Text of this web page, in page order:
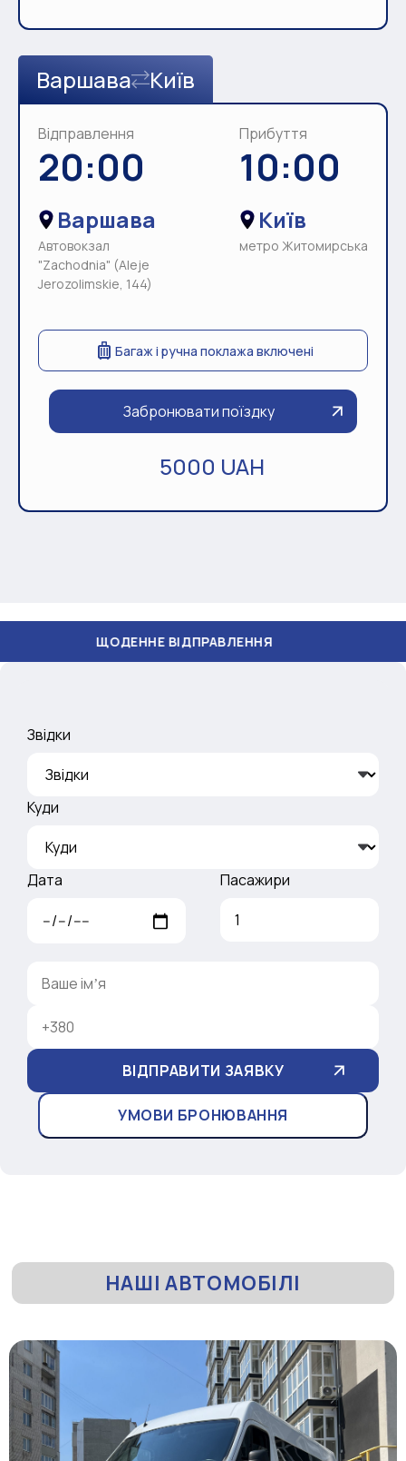
Варшава Київ
Відправлення
20:00
Варшава
Автовокзал
"Zachodnia" (Aleje
Jerozolimskie, 144)
Прибуття
10:00
Київ
метро Житомирська
Багаж і ручна поклажа включені
Забронювати поїздку
5000 UAH
ВІДПРАВЛЕННЯ
Звідки
Куди
Дата Пасажири
УМОВИ БРОНЮВАННЯ
НАШІ АВТОМОБІЛІ